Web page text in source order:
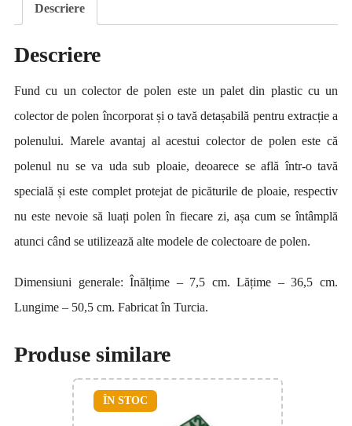
Descriere
Descriere
Fund cu un colector de polen este un palet din plastic cu un
colector de polen încorporat și o tavă detașabilă pentru extracție a
polenului. Marele avantaj al acestui colector de polen este că
polenul nu se va uda sub ploaie, deoarece se află într-o tavă
specială și este complet protejat de picăturile de ploaie, respectiv
nu este nevoie să luați polen în fiecare zi, așa cum se întâmplă
atunci când se utilizează alte modele de colectoare de polen.
Dimensiuni generale: Înălțime – 7,5 cm. Lățime – 36,5 cm.
Lungime – 50,5 cm. Fabricat în Turcia.
Produse similare
ÎN STOC